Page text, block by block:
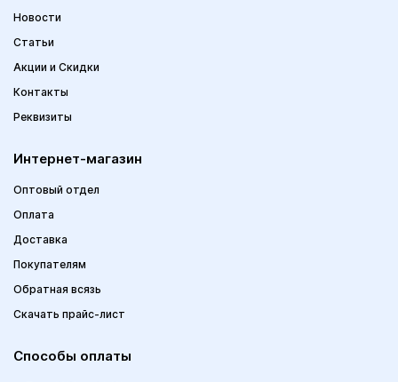
Новости
Статьи
Акции и Скидки
Контакты
Реквизиты
Интернет-магазин
Оптовый отдел
Оплата
Доставка
Покупателям
Обратная всязь
Скачать прайс-лист
Способы оплаты